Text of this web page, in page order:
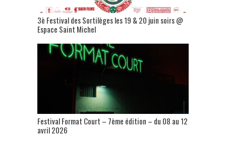
3è Festival des Sortilèges les 19 & 20 juin soirs @
Espace Saint Michel
Festival Format Court – 7ème édition – du 08 au 12
avril 2026